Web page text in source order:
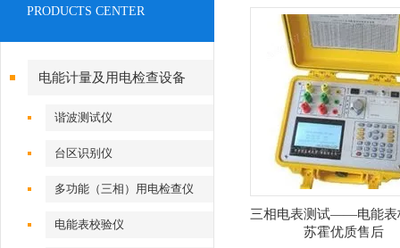
PRODUCTS CENTER
电能计量及用电检查设备
谐波测试仪
台区识别仪
多功能（三相）用电检查仪
电能表校验仪
三相电表测试——电能表
苏霍优质售后